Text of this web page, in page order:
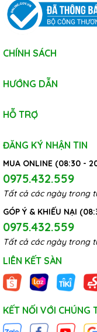
CHÍNH SÁCH
HƯỚNG DẪN
HỖ TRỢ
ĐĂNG KÝ NHẬN TIN
MUA ONLINE (08:30 -
0975.432.559
Tất cả các ngày trong
GÓP Ý & KHIẾU NẠI
0975.432.559
Tất cả các ngày trong
LIÊN KẾT SÀN
KẾT NỐI VỚI CHÚNG